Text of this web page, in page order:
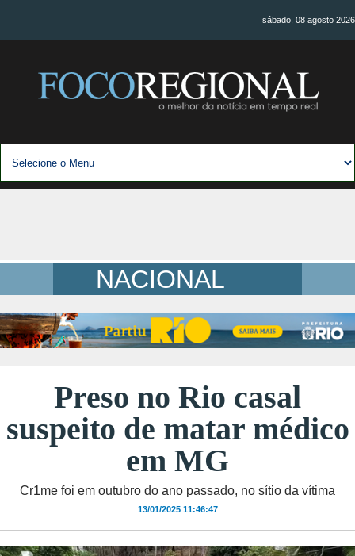
sábado, 08 agosto 2026
NACIONAL
Preso no Rio casal
suspeito de matar médico
em MG
Cr1me foi em outubro do ano passado, no sítio da vítima
13/01/2025 11:46:47